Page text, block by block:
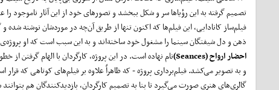
تصمیم گرفته به این ر‌ؤیاها سر و شکل ببخشد و تصورهای خود از این آثار ناموجود
فیلم‌ساز کانادایی، این فیلم‌ها که اکنون تنها از طریق آن‌چه در موردشان نوشته
ذهن و دل شیفتگان سینما را مشغول خود ساخته‌اند و به این سبب است که او
احضار ارواح(
Seances
)نام نهاده است. در این پروژه، کارگردان با الهام گرفتن
و به تصویر می‌کشد. فیلم‌برداری پروژه - که ظاهراً علاوه بر فیلم‌های کوتاهی که
گالری‌های هنری صورت می‌گیرد تا بنا به تصمیم کارگردان، بازدیدکنندگان هم